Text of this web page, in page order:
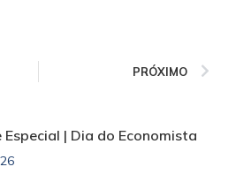
PRÓXIMO
Especial | Dia do Economista